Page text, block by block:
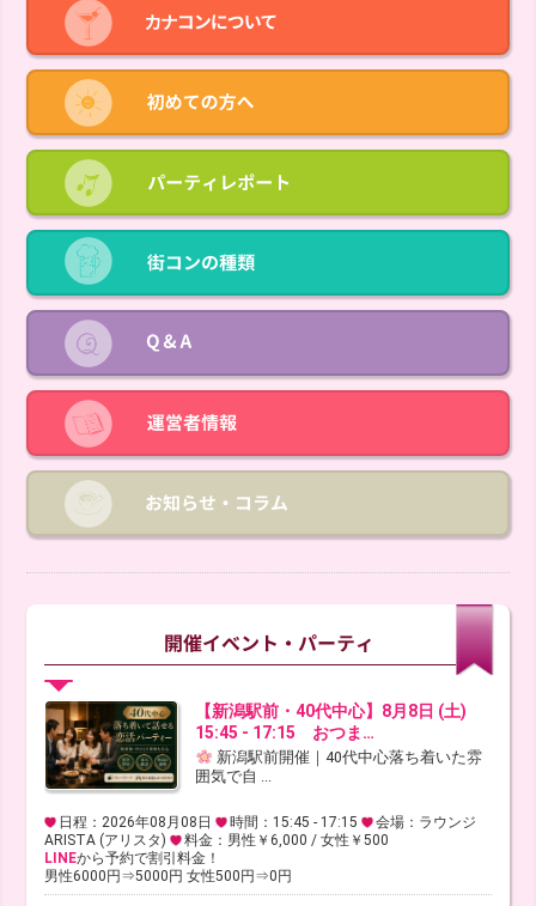
【新潟駅前・40代中心】8月8日 (土)
15:45 - 17:15 おつま…
新潟駅前開催｜40代中心落ち着いた雰
囲気で自 ...
日程：2026年08月08日 時間：15:45 - 17:15
会場：ラウンジ
ARISTA (アリスタ)
料金：男性￥6,000 / 女性￥500
LINEから予約で割引料金！
男性6000円⇒5000円 女性500円⇒0円